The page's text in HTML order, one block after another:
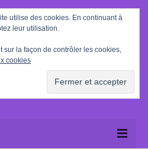
utilise des cookies. En continuant à
leur utilisation.
sur la façon de contrôler les cookies,
cookies